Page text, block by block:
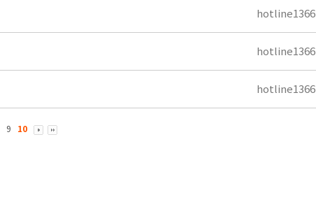
hotline1366
hotline1366
hotline1366
9 10